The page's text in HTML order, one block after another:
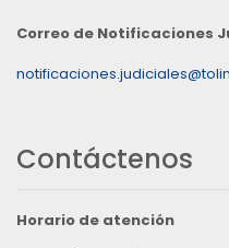
Correo de Notificaciones
Contáctenos
Horario de atención